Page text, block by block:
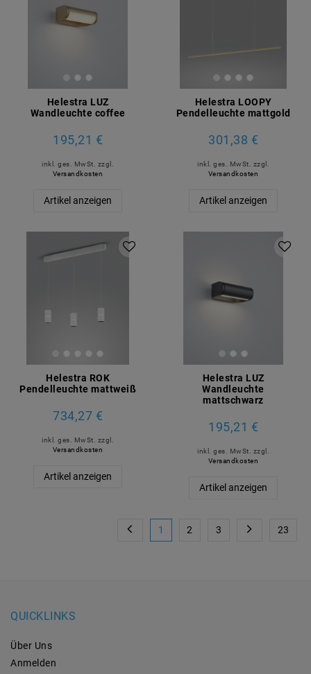
Helestra LUZ
Wandleuchte coffee
195,21 €
inkl. ges. MwSt.
zzgl.
Versandkosten
Artikel anzeigen
Helestra LOOPY
Pendelleuchte mattgold
301,38 €
inkl. ges. MwSt.
zzgl.
Versandkosten
Artikel anzeigen
Helestra ROK
Pendelleuchte mattweiß
734,27 €
inkl. ges. MwSt. zzgl.
Versandkosten
Artikel anzeigen
Helestra LUZ
Wandleuchte
mattschwarz
195,21 €
inkl. ges. MwSt. zzgl.
Versandkosten
Artikel anzeigen
1 2 3 23
QUICKLINKS
Über Uns
Anmelden